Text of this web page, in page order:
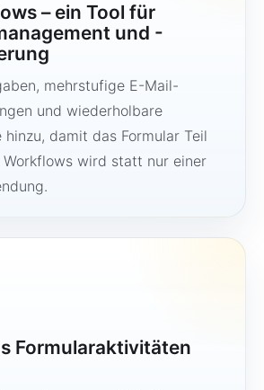
– ein Tool für
und -
mehrstufige E-Mail-
und wiederholbare
hinzu, damit das Formular Teil
Workflows wird statt nur einer
Formularaktivitäten